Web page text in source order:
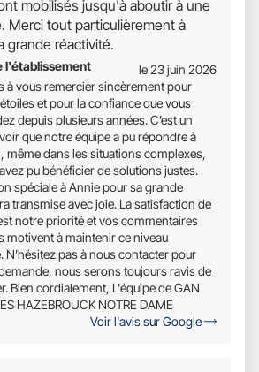
mobilisés jusqu'à aboutir à une
Merci tout particulièrement à
grande réactivité.
l'établissement
le 23 juin 2026
à vous remercier sincèrement pour
et pour la confiance que vous
depuis plusieurs années. C’est un
que notre équipe a pu répondre à
même dans les situations complexes,
pu bénéficier de solutions justes.
spéciale à Annie pour sa grande
transmise avec joie. La satisfaction de
notre priorité et vos commentaires
motivent à maintenir ce niveau
N’hésitez pas à nous contacter pour
nous serons toujours ravis de
Bien cordialement, L'équipe de GAN
HAZEBROUCK NOTRE DAME
Voir l'avis sur Google